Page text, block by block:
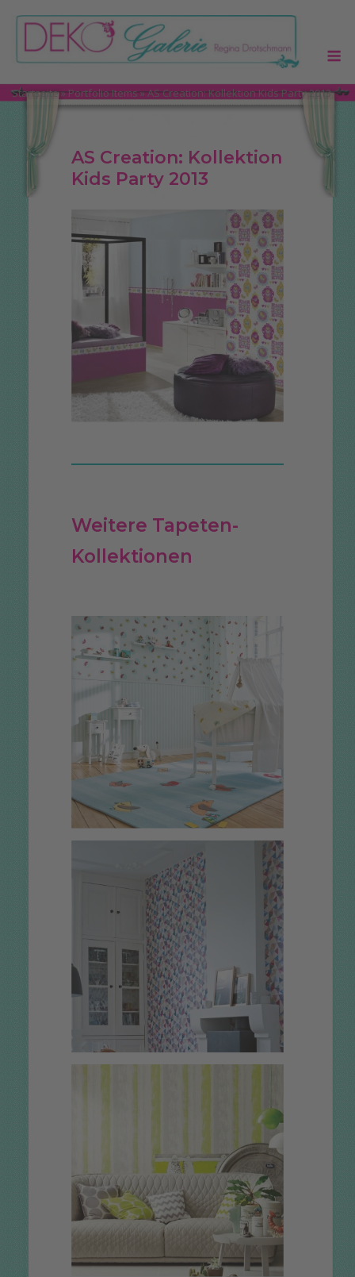
content
Startseite»Portfolio Items»AS Creation: Kollektion Kids Party 2013
AS Creation: Kollektion
Kids Party 2013
Weitere Tapeten-
Kollektionen